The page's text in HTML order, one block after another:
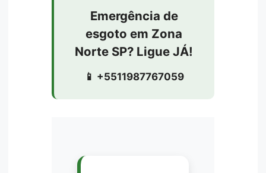
Emergência de
esgoto em Zona
Norte SP? Ligue JÁ!
📱 +5511987767059